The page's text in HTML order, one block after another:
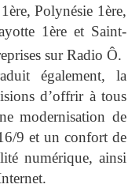
Polynésie 1ère,
1ère et Saint-
sur Radio Ô.
également, la
d’offrir à tous
modernisation de
9 et un confort de
numérique, ainsi